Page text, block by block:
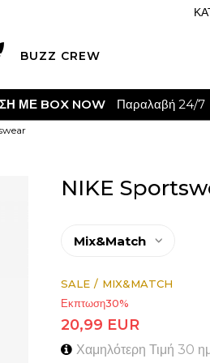
BUZZ CREW
ΜΕ BOX NOW Παραλαβή 24/7
NIKE
Mix&Match
Mix & Match
SALE
MIX&MATCH
Εκπτωση30%
20,99 EUR
Χαμηλότερη Τιμή 30